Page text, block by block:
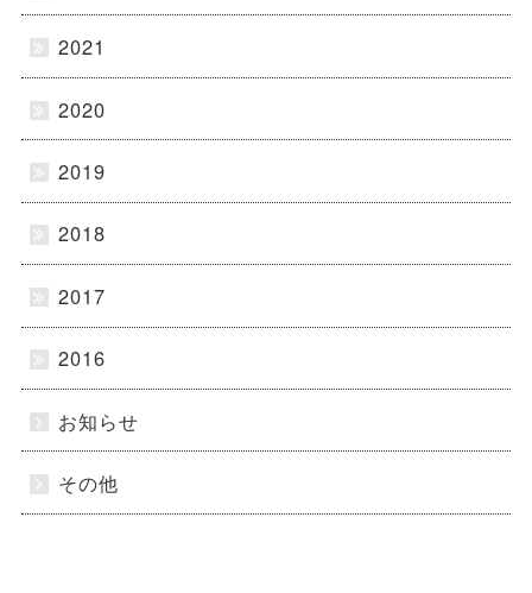
2021
2020
2019
2018
2017
2016
お知らせ
その他